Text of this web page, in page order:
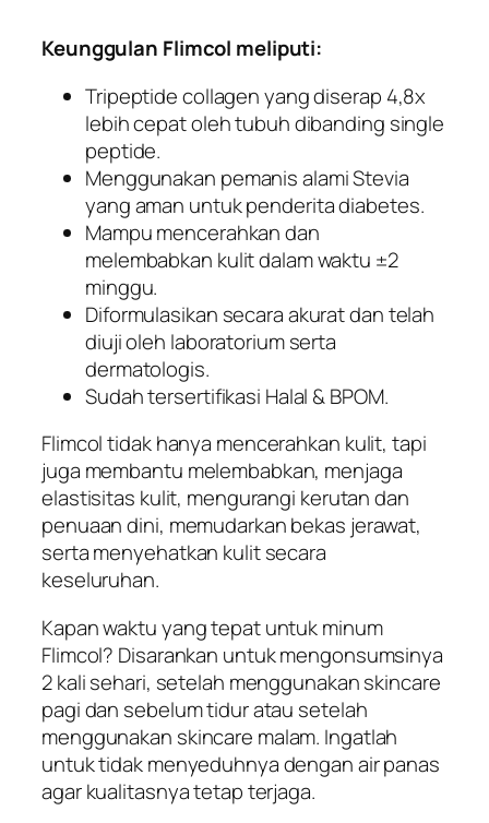
Keunggulan Flimcol meliputi:
Tripeptide collagen yang diserap 4,8x
lebih cepat oleh tubuh dibanding single
peptide.
Menggunakan pemanis alami Stevia
yang aman untuk penderita diabetes.
Mampu mencerahkan dan
melembabkan kulit dalam waktu ±2
minggu.
Diformulasikan secara akurat dan telah
diuji oleh laboratorium serta
dermatologis.
Sudah tersertifikasi Halal & BPOM.
Flimcol tidak hanya mencerahkan kulit, tapi
juga membantu melembabkan, menjaga
elastisitas kulit, mengurangi kerutan dan
penuaan dini, memudarkan bekas jerawat,
serta menyehatkan kulit secara
keseluruhan.
Kapan waktu yang tepat untuk minum
Flimcol? Disarankan untuk mengonsumsinya
2 kali sehari, setelah menggunakan skincare
pagi dan sebelum tidur atau setelah
menggunakan skincare malam. Ingatlah
untuk tidak menyeduhnya dengan air panas
agar kualitasnya tetap terjaga.